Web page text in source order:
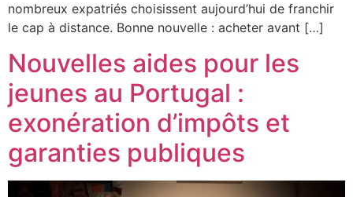
nombreux expatriés choisissent aujourd’hui de franchir
le cap à distance. Bonne nouvelle : acheter avant […]
Nouvelles aides pour les
jeunes au Portugal :
exonération d’impôts et
garanties publiques